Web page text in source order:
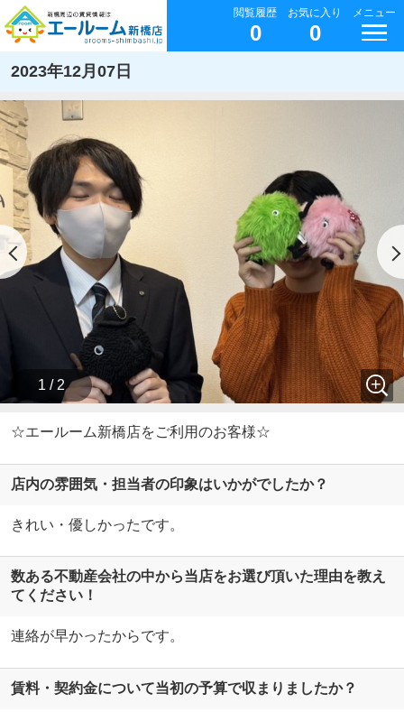
閲覧履歴
0
お気に入り
0
メニュー
2023年12月07日
1 / 2
☆エールーム新橋店をご利用のお客様☆
店内の雰囲気・担当者の印象はいかがでしたか？
きれい・優しかったです。
数ある不動産会社の中から当店をお選び頂いた理由を教え
てください！
連絡が早かったからです。
賃料・契約金について当初の予算で収まりましたか？